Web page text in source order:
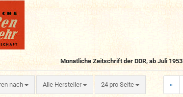
Monatliche Zeitschrift der DDR, ab Juli 1953
nach
nach Alle Hersteller 24 pro Seite
pro Seite «